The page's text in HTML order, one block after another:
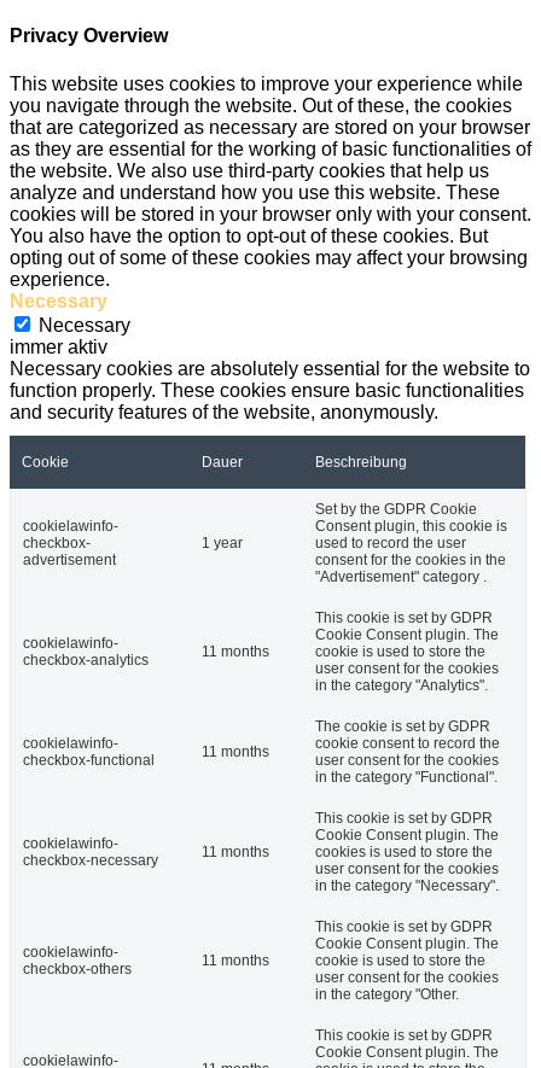
Privacy Overview
This website uses cookies to improve your experience while
you navigate through the website. Out of these, the cookies
that are categorized as necessary are stored on your browser
as they are essential for the working of basic functionalities of
the website. We also use third-party cookies that help us
analyze and understand how you use this website. These
cookies will be stored in your browser only with your consent.
You also have the option to opt-out of these cookies. But
opting out of some of these cookies may affect your browsing
experience.
Necessary
Necessary
immer aktiv
Necessary cookies are absolutely essential for the website to
function properly. These cookies ensure basic functionalities
and security features of the website, anonymously.
Cookie Dauer Beschreibung
cookielawinfo-
checkbox-
advertisement
1 year
Set by the GDPR Cookie
Consent plugin, this cookie is
used to record the user
consent for the cookies in the
"Advertisement" category .
cookielawinfo-
checkbox-analytics
11 months
This cookie is set by GDPR
Cookie Consent plugin. The
cookie is used to store the
user consent for the cookies
in the category "Analytics".
cookielawinfo-
checkbox-functional
11 months
The cookie is set by GDPR
cookie consent to record the
user consent for the cookies
in the category "Functional".
cookielawinfo-
checkbox-necessary
11 months
This cookie is set by GDPR
Cookie Consent plugin. The
cookies is used to store the
user consent for the cookies
in the category "Necessary".
cookielawinfo-
checkbox-others
11 months
This cookie is set by GDPR
Cookie Consent plugin. The
cookie is used to store the
user consent for the cookies
in the category "Other.
cookielawinfo-
This cookie is set by GDPR
Cookie Consent plugin. The